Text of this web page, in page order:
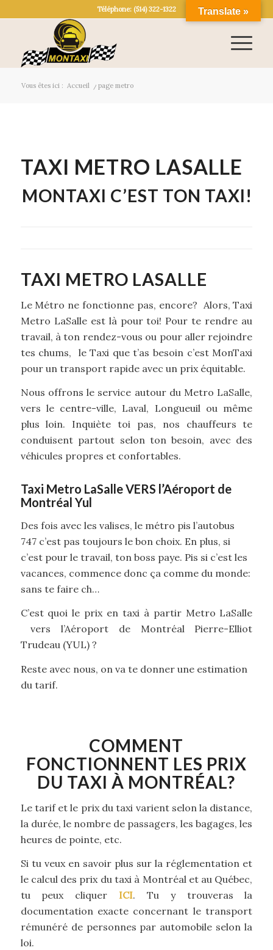
Téléphone: (514) 322-1322
Vous êtes ici : Accueil / page metro
TAXI METRO LASALLE
MONTAXI C’EST TON TAXI!
TAXI METRO LASALLE
Le Métro ne fonctionne pas, encore? Alors, Taxi
Metro LaSalle est là pour toi! Pour te rendre au
travail, à ton rendez-vous ou pour aller rejoindre
tes chums, le Taxi que t’as besoin c’est MonTaxi
pour un transport rapide avec un prix équitable.
Nous offrons le service autour du Metro LaSalle,
vers le centre-ville, Laval, Longueuil ou même
plus loin. Inquiète toi pas, nos chauffeurs te
conduisent partout selon ton besoin, avec des
véhicules propres et confortables.
Taxi Metro LaSalle VERS l’Aéroport de
Montréal Yul
Des fois avec les valises, le métro pis l’autobus
747 c’est pas toujours le bon choix. En plus, si
c’est pour le travail, ton boss paye. Pis si c’est les
vacances, commence donc ça comme du monde:
sans te faire ch…
C’est quoi le prix en taxi à partir Metro LaSalle
vers l’Aéroport de Montréal Pierre-Elliot
Trudeau (YUL) ?
Reste avec nous, on va te donner une estimation
du tarif.
COMMENT
FONCTIONNENT LES PRIX
DU TAXI À MONTRÉAL?
Le tarif et le prix du taxi varient selon la distance,
la durée, le nombre de passagers, les bagages, les
heures de pointe, etc.
Si tu veux en savoir plus sur la réglementation et
le calcul des prix du taxi à Montréal et au Québec,
tu peux cliquer ICI. Tu y trouveras la
documentation exacte concernant le transport
rémunéré de personnes par automobile selon la
loi.
Translate »